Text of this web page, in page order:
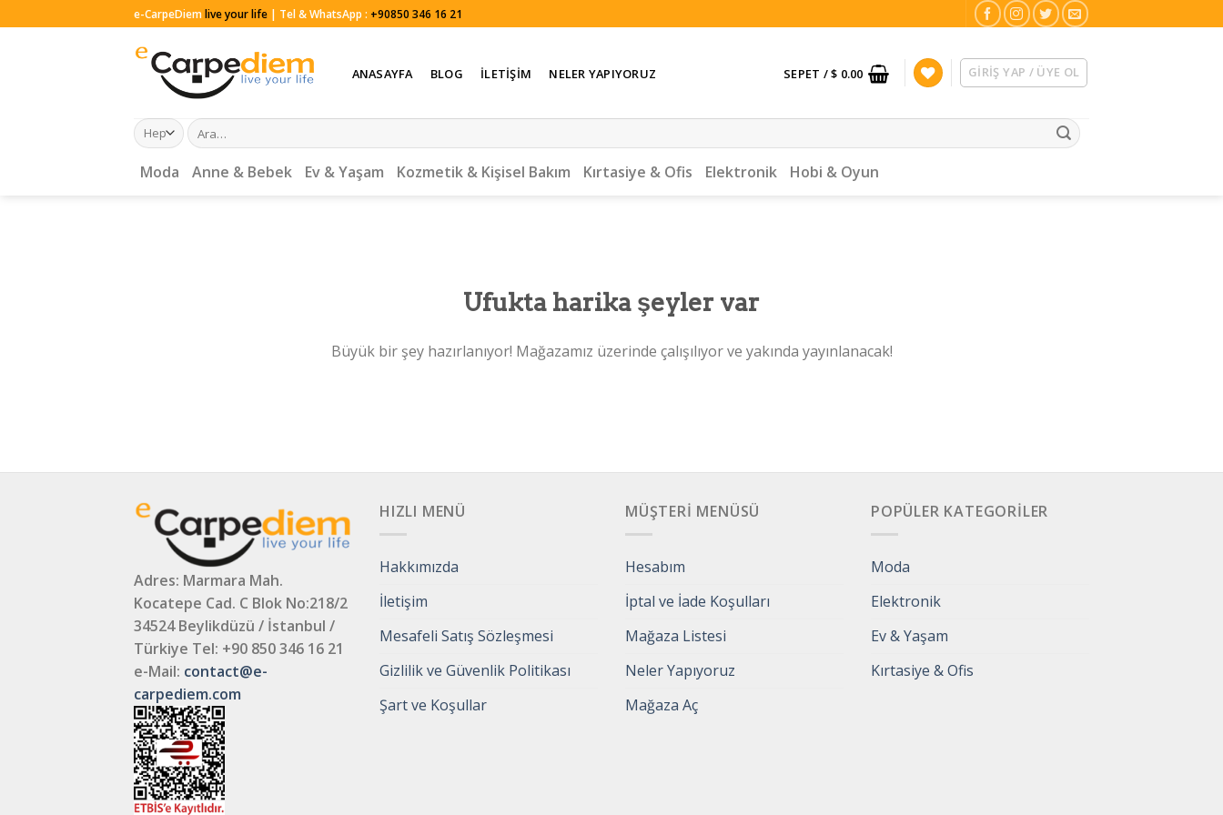
to
e-CarpeDiemlive your life | Tel & WhatsApp : +90850 346 16 21
ANASAYFA BLOG İLETIŞIM NELER YAPIYORUZ SEPET /$ 0.00 GIRIŞ YAP / ÜYE OL
Ara:
Moda Anne & Bebek Ev & Yaşam Kozmetik & Kişisel Bakım Kırtasiye & Ofis Elektronik Hobi & Oyun
Ufukta harika şeyler var
Büyük bir şey hazırlanıyor! Mağazamız üzerinde çalışılıyor ve yakında yayınlanacak!
Adres: Marmara Mah.
Kocatepe Cad. C Blok No:218/2
34524 Beylikdüzü / İstanbul /
Türkiye Tel: +90 850 346 16 21
e-Mail: contact@e-
carpediem.com
HIZLI MENÜ
Hakkımızda
İletişim
Mesafeli Satış Sözleşmesi
Gizlilik ve Güvenlik Politikası
Şart ve Koşullar
MÜŞTERI MENÜSÜ
Hesabım
İptal ve İade Koşulları
Mağaza Listesi
Neler Yapıyoruz
Mağaza Aç
POPÜLER KATEGORILER
Moda
Elektronik
Ev & Yaşam
Kırtasiye & Ofis